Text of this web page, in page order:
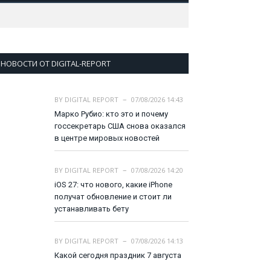
НОВОСТИ ОТ DIGITAL-REPORT
BY DIGITAL REPORT
07/08/2026 14:43
Марко Рубио: кто это и почему
госсекретарь США снова оказался
в центре мировых новостей
BY DIGITAL REPORT
07/08/2026 14:20
iOS 27: что нового, какие iPhone
получат обновление и стоит ли
устанавливать бету
BY DIGITAL REPORT
07/08/2026 14:13
Какой сегодня праздник 7 августа